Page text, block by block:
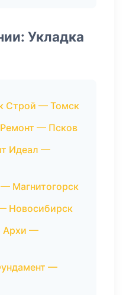
Укладка
Строй — Томск
— Псков
Идеал —
Магнитогорск
Новосибирск
Архи —
—